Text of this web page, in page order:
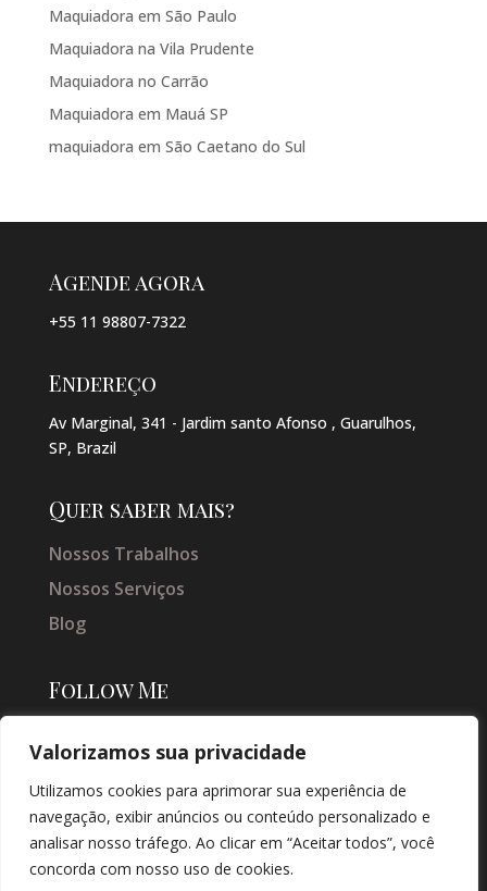
Valorizamos sua privacidade
Utilizamos cookies para aprimorar sua experiência de
navegação, exibir anúncios ou conteúdo personalizado e
analisar nosso tráfego. Ao clicar em “Aceitar todos”, você
concorda com nosso uso de cookies.
Maquiadora em São Paulo
Maquiadora na Vila Prudente
Maquiadora no Carrão
Maquiadora em Mauá SP
maquiadora em São Caetano do Sul
Agende agora
+55 11 98807-7322
Endereço
Av Marginal, 341 - Jardim santo Afonso , Guarulhos,
SP, Brazil
Quer saber mais?
Nossos Trabalhos
Nossos Serviços
Blog
Follow Me